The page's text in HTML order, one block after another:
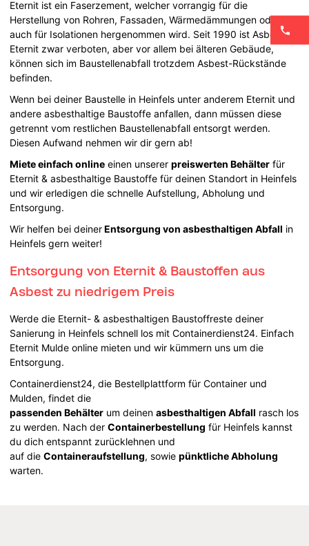
Eternit ist ein Faserzement, welcher vorrangig für die
Herstellung von Rohren, Fassaden, Wärmedämmungen oder
auch für Isolationen hergenommen wird. Seit 1990 ist Asbest im
Eternit zwar verboten, aber vor allem bei älteren Gebäude,
können sich im Baustellenabfall trotzdem Asbest-Rückstände
befinden.
Wenn bei deiner Baustelle in Heinfels unter anderem Eternit und
andere asbesthaltige Baustoffe anfallen, dann müssen diese
getrennt vom restlichen Baustellenabfall entsorgt werden.
Diesen Aufwand nehmen wir dir gern ab!
Miete einfach online einen unsererpreiswerten Behälter für
Eternit & asbesthaltige Baustoffe für deinen Standort in Heinfels
und wir erledigen die schnelle Aufstellung, Abholung und
Entsorgung.
Wir helfen bei deinerEntsorgung von asbesthaltigen Abfall in
Heinfels gern weiter!
Entsorgung von Eternit & Baustoffen aus
Asbest zu niedrigem Preis
Werde die Eternit- & asbesthaltigen Baustoffreste deiner
Sanierung in Heinfels schnell los mit Containerdienst24. Einfach
Eternit Mulde online mieten und wir kümmern uns um die
Entsorgung.
Containerdienst24, die Bestellplattform für Container und
Mulden, findet die
passenden Behälter um deinenasbesthaltigen Abfall rasch los
zu werden. Nach derContainerbestellung für Heinfels kannst
du dich entspannt zurücklehnen und
auf dieContaineraufstellung, sowiepünktliche Abholung
warten.